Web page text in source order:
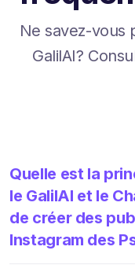
Ne savez-vous
GalilAI?
Quelle est la
le GalilAI et le
de créer des
Instagram des